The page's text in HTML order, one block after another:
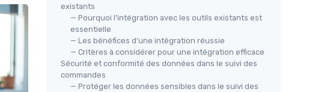
existants
— Pourquoi l’intégration avec les outils existants est
essentielle
— Les bénéfices d’une intégration réussie
— Critères à considérer pour une intégration efficace
Sécurité et conformité des données dans le suivi des
commandes
— Protéger les données sensibles dans le suivi des